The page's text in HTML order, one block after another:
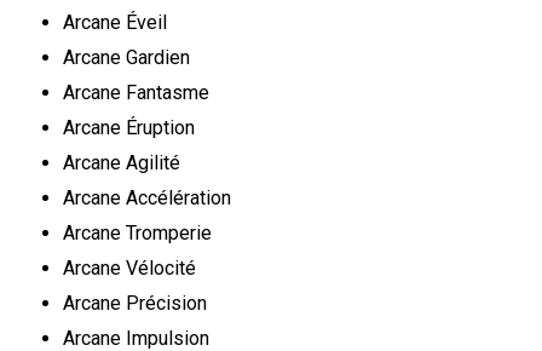
Arcane Éveil
Arcane Gardien
Arcane Fantasme
Arcane Éruption
Arcane Agilité
Arcane Accélération
Arcane Tromperie
Arcane Vélocité
Arcane Précision
Arcane Impulsion